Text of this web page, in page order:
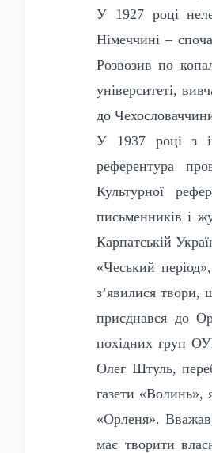
У 1927 році
Німеччині –
Розвозив по
університеті,
до
У 1937 році з
референтура
Культурної
письменників і
Карпатській
«Чеський
з’явилися твори,
приєднався до
похідних груп
Олег Штуль,
газети «Волинь»,
«Орленя».
має творити